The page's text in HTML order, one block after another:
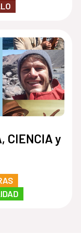
CIENCIA y